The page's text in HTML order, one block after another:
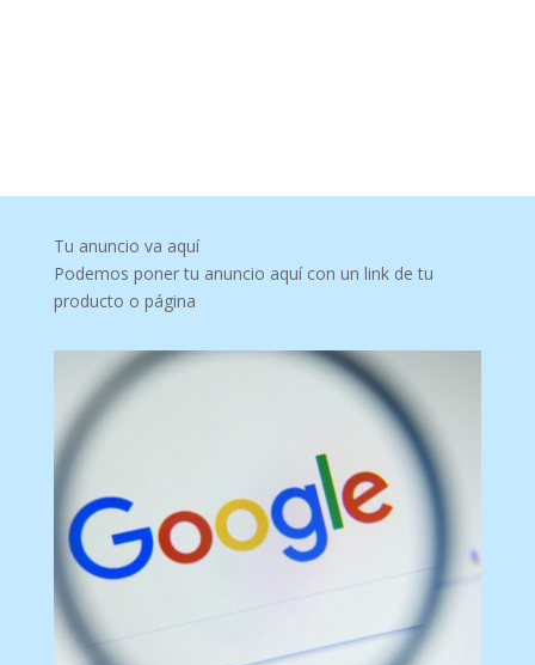
Tu anuncio va aquí
Podemos poner tu anuncio aquí con un link de tu
producto o página